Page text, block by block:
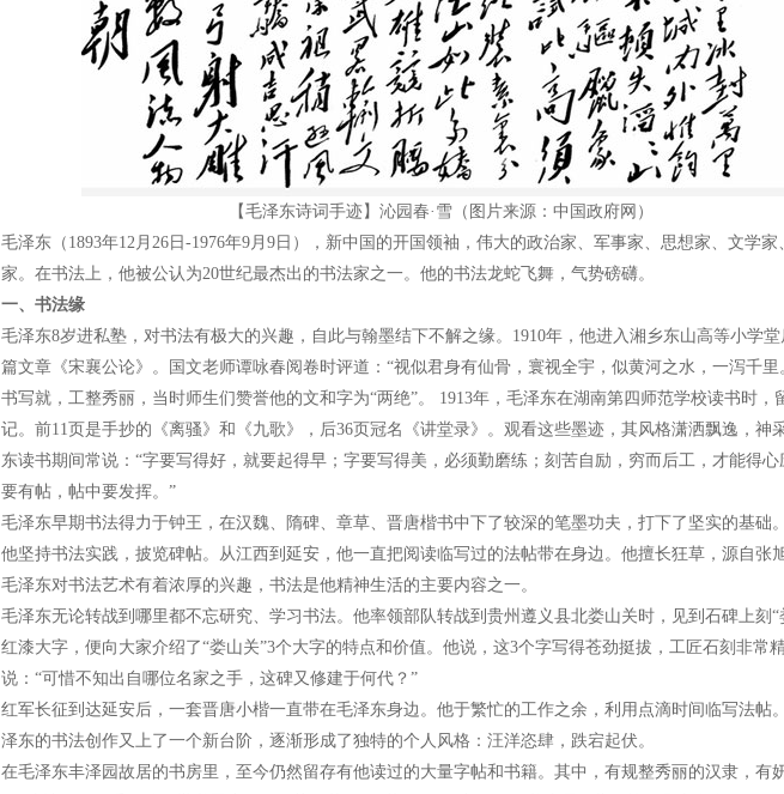
【毛泽东诗词手迹】沁园春·雪（图片来源：中国政府网）
毛泽东（1893年12月26日-1976年9月9日），新中国的开国领袖，伟大的政治家、军事家、思想家、文学
家。在书法上，他被公认为20世纪最杰出的书法家之一。他的书法龙蛇飞舞，气势磅礴。
一、书法缘
毛泽东8岁进私塾，对书法有极大的兴趣，自此与翰墨结下不解之缘。1910年，他进入湘乡东山高等小学
篇文章《宋襄公论》。国文老师谭咏春阅卷时评道：“视似君身有仙骨，寰视全宇，似黄河之水，一泻千里
书写就，工整秀丽，当时师生们赞誉他的文和字为“两绝”。 1913年，毛泽东在湖南第四师范学校读书时，
记。前11页是手抄的《离骚》和《九歌》，后36页冠名《讲堂录》。观看这些墨迹，其风格潇洒飘逸，神
东读书期间常说：“字要写得好，就要起得早；字要写得美，必须勤磨练；刻苦自励，穷而后工，才能得
要有帖，帖中要发挥。”
毛泽东早期书法得力于钟王，在汉魏、隋碑、章草、晋唐楷书中下了较深的笔墨功夫，打下了坚实的基础
他坚持书法实践，披览碑帖。从江西到延安，他一直把阅读临写过的法帖带在身边。他擅长狂草，源自张
毛泽东对书法艺术有着浓厚的兴趣，书法是他精神生活的主要内容之一。
毛泽东无论转战到哪里都不忘研究、学习书法。他率领部队转战到贵州遵义县北娄山关时，见到石碑上刻“
红漆大字，便向大家介绍了“娄山关”3个大字的特点和价值。他说，这3个字写得苍劲挺拔，工匠石刻非常
说：“可惜不知出自哪位名家之手，这碑又修建于何代？”
红军长征到达延安后，一套晋唐小楷一直带在毛泽东身边。他于繁忙的工作之余，利用点滴时间临写法帖
泽东的书法创作又上了一个新台阶，逐渐形成了独特的个人风格：汪洋恣肆，跌宕起伏。
在毛泽东丰泽园故居的书房里，至今仍然留存有他读过的大量字帖和书籍。其中，有规整秀丽的汉隶，有